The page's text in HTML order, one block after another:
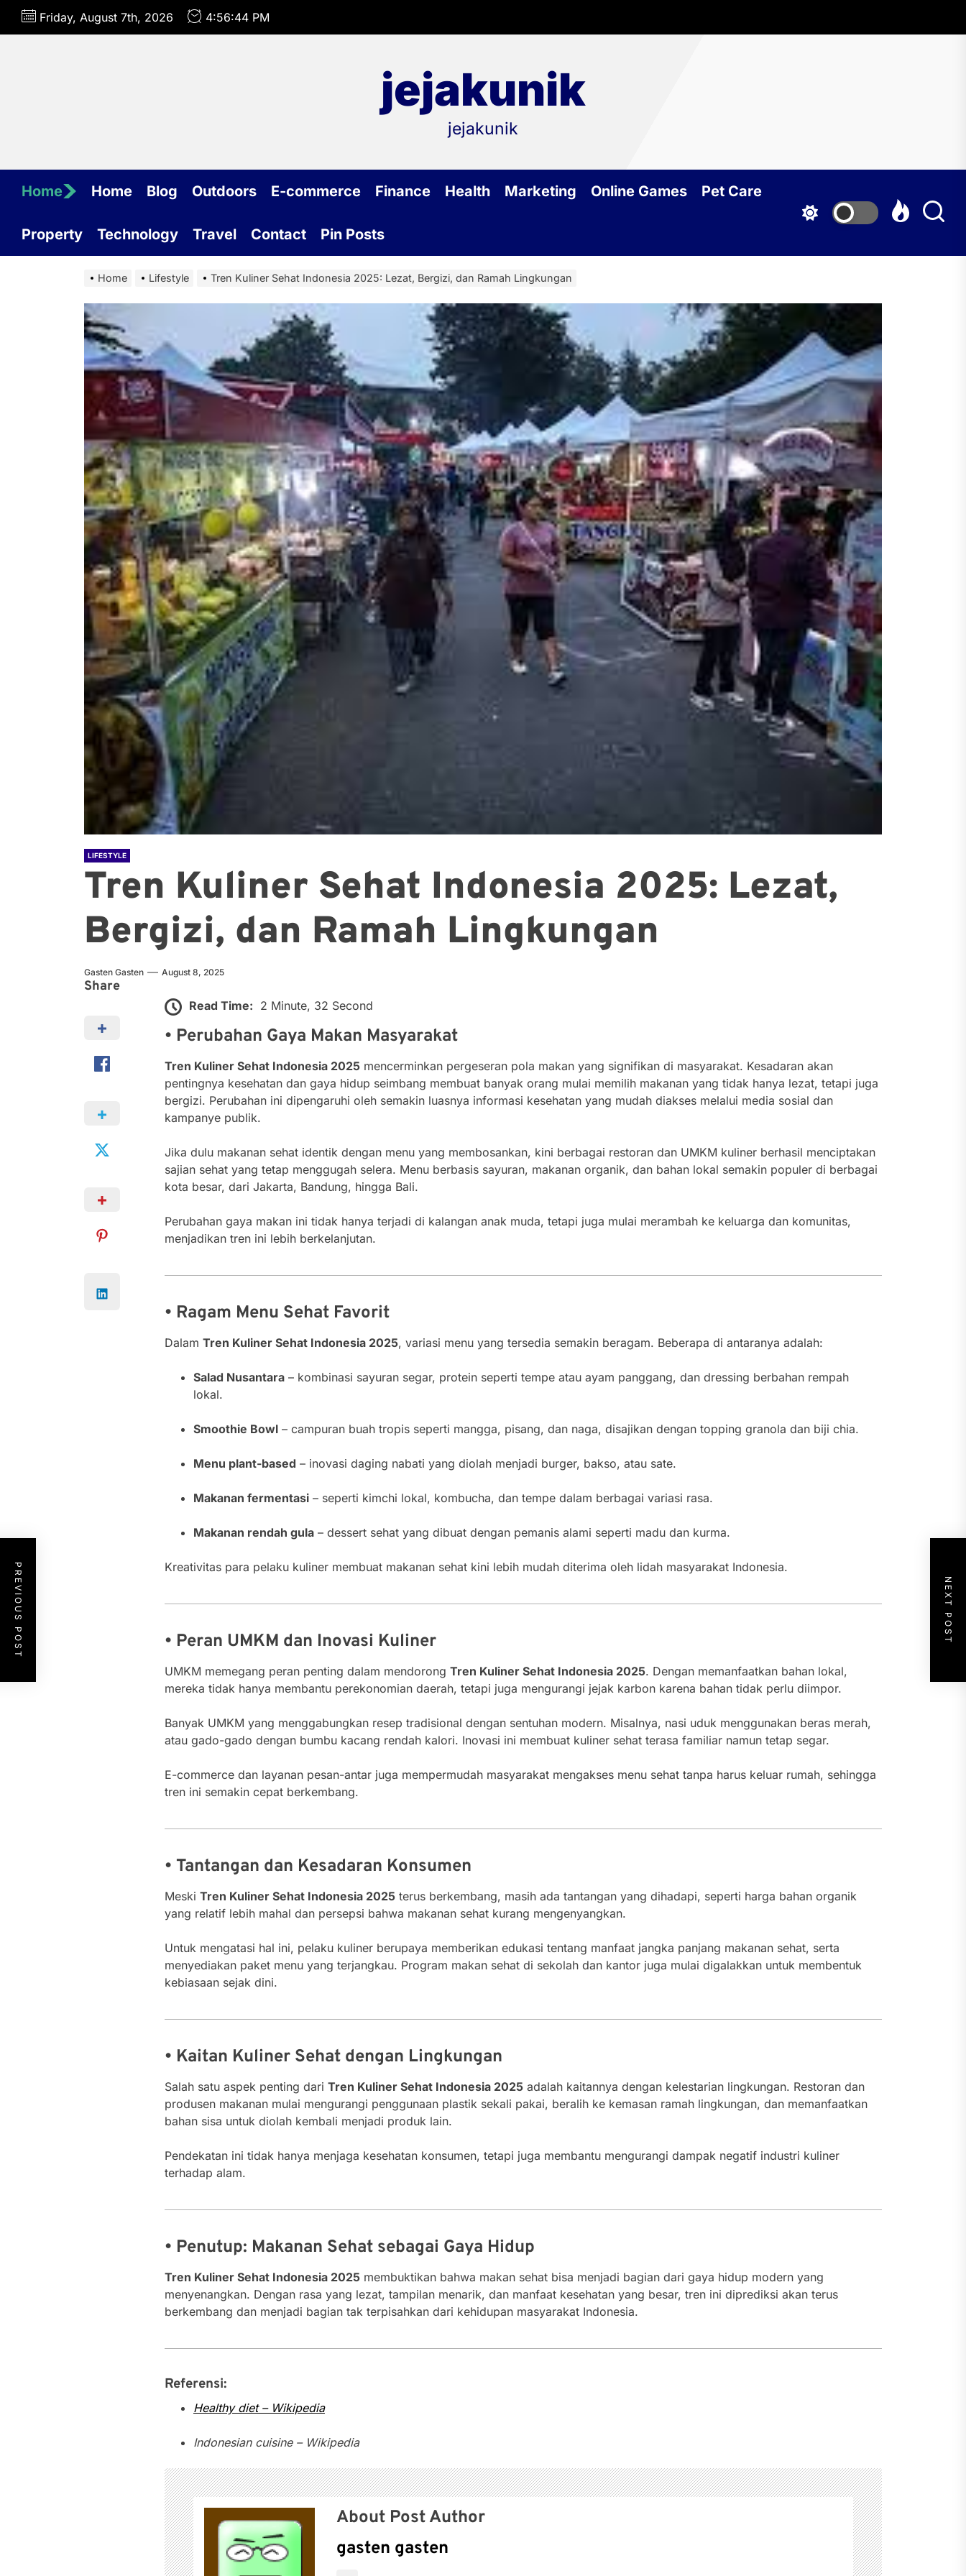
Skip
Friday, August 7th, 2026 4:56:45 PM
jejakunik
jejakunik
Home Home Blog Outdoors E-commerce Finance Health Marketing Online Games Pet Care
Property Technology Travel Contact Pin Posts
Home Lifestyle Tren Kuliner Sehat Indonesia 2025: Lezat, Bergizi, dan Ramah Lingkungan
LIFESTYLE
Tren Kuliner Sehat Indonesia 2025: Lezat,
Bergizi, dan Ramah Lingkungan
Gasten Gasten August 8, 2025
Share
Read Time: 2 Minute, 32 Second
• Perubahan Gaya Makan Masyarakat
Tren Kuliner Sehat Indonesia 2025mencerminkan pergeseran pola makan yang signifikan di masyarakat. Kesadaran akan
pentingnya kesehatan dan gaya hidup seimbang membuat banyak orang mulai memilih makanan yang tidak hanya lezat, tetapi juga
bergizi. Perubahan ini dipengaruhi oleh semakin luasnya informasi kesehatan yang mudah diakses melalui media sosial dan
kampanye publik.
Jika dulu makanan sehat identik dengan menu yang membosankan, kini berbagai restoran dan UMKM kuliner berhasil menciptakan
sajian sehat yang tetap menggugah selera. Menu berbasis sayuran, makanan organik, dan bahan lokal semakin populer di berbagai
kota besar, dari Jakarta, Bandung, hingga Bali.
Perubahan gaya makan ini tidak hanya terjadi di kalangan anak muda, tetapi juga mulai merambah ke keluarga dan komunitas,
menjadikan tren ini lebih berkelanjutan.
• Ragam Menu Sehat Favorit
Dalam Tren Kuliner Sehat Indonesia 2025, variasi menu yang tersedia semakin beragam. Beberapa di antaranya adalah:
Salad Nusantara– kombinasi sayuran segar, protein seperti tempe atau ayam panggang, dan dressing berbahan rempah
lokal.
Smoothie Bowl– campuran buah tropis seperti mangga, pisang, dan naga, disajikan dengan topping granola dan biji chia.
Menu plant-based – inovasi daging nabati yang diolah menjadi burger, bakso, atau sate.
Makanan fermentasi– seperti kimchi lokal, kombucha, dan tempe dalam berbagai variasi rasa.
Makanan rendah gula– dessert sehat yang dibuat dengan pemanis alami seperti madu dan kurma.
Kreativitas para pelaku kuliner membuat makanan sehat kini lebih mudah diterima oleh lidah masyarakat Indonesia.
• Peran UMKM dan Inovasi Kuliner
UMKM memegang peran penting dalam mendorong Tren Kuliner Sehat Indonesia 2025. Dengan memanfaatkan bahan lokal,
mereka tidak hanya membantu perekonomian daerah, tetapi juga mengurangi jejak karbon karena bahan tidak perlu diimpor.
Banyak UMKM yang menggabungkan resep tradisional dengan sentuhan modern. Misalnya, nasi uduk menggunakan beras merah,
atau gado-gado dengan bumbu kacang rendah kalori. Inovasi ini membuat kuliner sehat terasa familiar namun tetap segar.
E-commerce dan layanan pesan-antar juga mempermudah masyarakat mengakses menu sehat tanpa harus keluar rumah, sehingga
tren ini semakin cepat berkembang.
• Tantangan dan Kesadaran Konsumen
Meski Tren Kuliner Sehat Indonesia 2025terus berkembang, masih ada tantangan yang dihadapi, seperti harga bahan organik
yang relatif lebih mahal dan persepsi bahwa makanan sehat kurang mengenyangkan.
Untuk mengatasi hal ini, pelaku kuliner berupaya memberikan edukasi tentang manfaat jangka panjang makanan sehat, serta
menyediakan paket menu yang terjangkau. Program makan sehat di sekolah dan kantor juga mulai digalakkan untuk membentuk
kebiasaan sejak dini.
• Kaitan Kuliner Sehat dengan Lingkungan
Salah satu aspek penting dari Tren Kuliner Sehat Indonesia 2025adalah kaitannya dengan kelestarian lingkungan. Restoran dan
produsen makanan mulai mengurangi penggunaan plastik sekali pakai, beralih ke kemasan ramah lingkungan, dan memanfaatkan
bahan sisa untuk diolah kembali menjadi produk lain.
Pendekatan ini tidak hanya menjaga kesehatan konsumen, tetapi juga membantu mengurangi dampak negatif industri kuliner
terhadap alam.
• Penutup: Makanan Sehat sebagai Gaya Hidup
Tren Kuliner Sehat Indonesia 2025membuktikan bahwa makan sehat bisa menjadi bagian dari gaya hidup modern yang
menyenangkan. Dengan rasa yang lezat, tampilan menarik, dan manfaat kesehatan yang besar, tren ini diprediksi akan terus
berkembang dan menjadi bagian tak terpisahkan dari kehidupan masyarakat Indonesia.
Referensi:
Healthy diet – Wikipedia
Indonesian cuisine – Wikipedia
About Post Author
gasten gasten
PREVIOUS POST NEXT POST